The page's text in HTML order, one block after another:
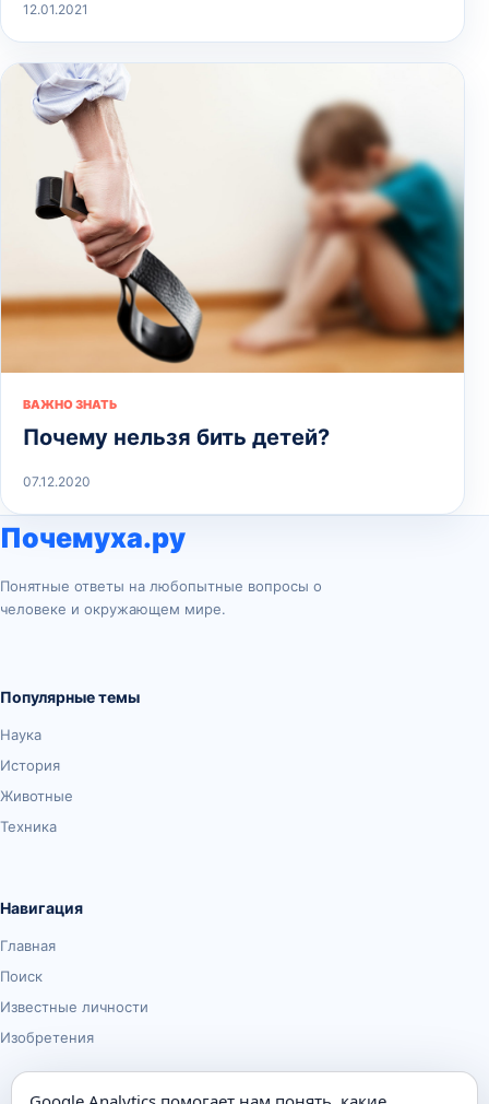
12.01.2021
ВАЖНО ЗНАТЬ
Почему нельзя бить детей?
07.12.2020
Почемуха.ру
Понятные ответы на любопытные вопросы о
человеке и окружающем мире.
Популярные темы
Наука
История
Животные
Техника
Навигация
Главная
Поиск
Известные личности
Изобретения